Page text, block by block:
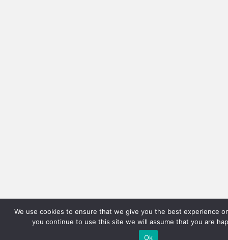
We use cookies to ensure that we give you the best experience
you continue to use this site we will assume that you are
Ok